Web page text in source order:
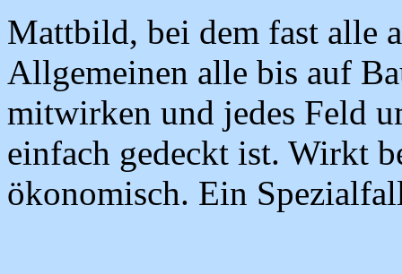
Mattbild, bei dem fast alle
Allgemeinen alle bis auf
mitwirken und jedes Feld
einfach gedeckt ist. Wirkt
ökonomisch. Ein